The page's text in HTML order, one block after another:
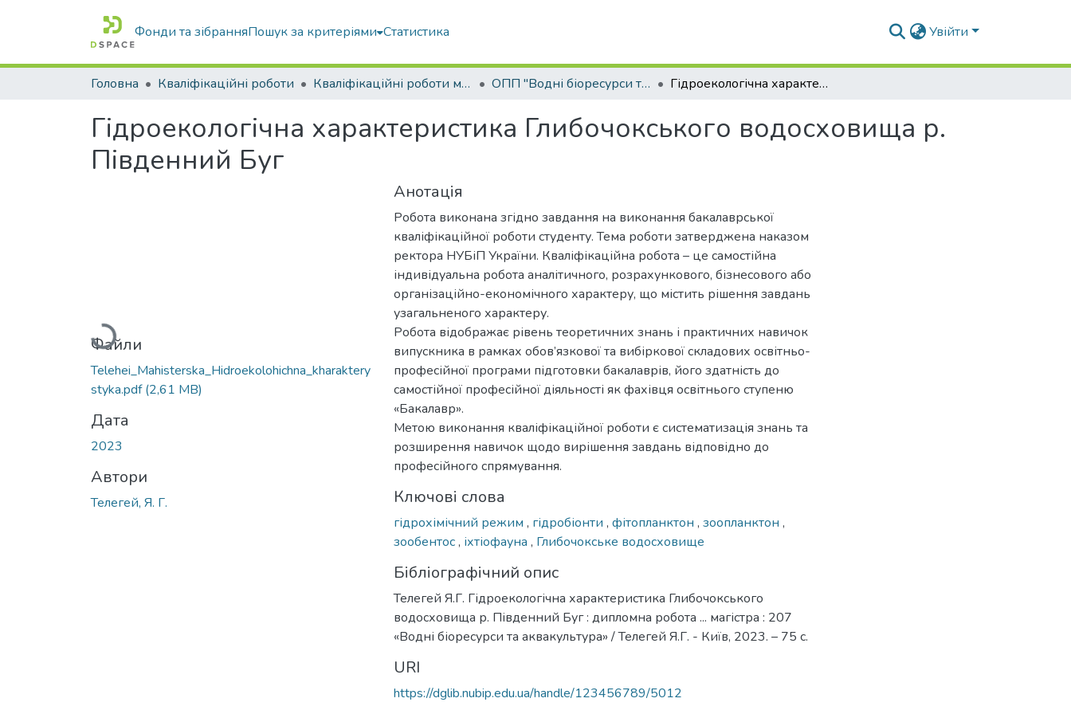
Фонди та зібранняПошук за критеріями Статистика Увійти
Головна Кваліфікаційні роботи Кваліфікаційні роботи магістрів ОПП "Водні біоресурси та аквакультура" Гідроекологічна характеристика Глибочокського водосховища р. Південний Буг
Гідроекологічна характеристика Глибочокського водосховища р.
Південний Буг
Вантажиться...
Файли
Telehei_Mahisterska_Hidroekolohichna_kharaktery
styka.pdf(2,61 MB)
Дата
2023
Автори
Телегей, Я. Г.
Анотація
Робота виконана згідно завдання на виконання бакалаврської
кваліфікаційної роботи студенту. Тема роботи затверджена наказом
ректора НУБіП України. Кваліфікаційна робота – це самостійна
індивідуальна робота аналітичного, розрахункового, бізнесового або
організаційно-економічного характеру, що містить рішення завдань
узагальненого характеру.
Робота відображає рівень теоретичних знань і практичних навичок
випускника в рамках обов’язкової та вибіркової складових освітньо-
професійної програми підготовки бакалаврів, його здатність до
самостійної професійної діяльності як фахівця освітнього ступеню
«Бакалавр».
Метою виконання кваліфікаційної роботи є систематизація знань та
розширення навичок щодо вирішення завдань відповідно до
професійного спрямування.
Ключові слова
гідрохімічний режим , гідробіонти , фітопланктон , зоопланктон ,
зообентос, іхтіофауна , Глибочокське водосховище
Бібліографічний опис
Телегей Я.Г. Гідроекологічна характеристика Глибочокського
водосховища р. Південний Буг : дипломна робота ... магістра : 207
«Водні біоресурси та аквакультура» / Телегей Я.Г. - Київ, 2023. – 75 с.
URI
https://dglib.nubip.edu.ua/handle/123456789/5012